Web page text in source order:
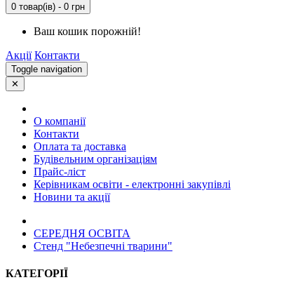
0 товар(ів) - 0 грн
Ваш кошик порожній!
Акції Контакти
Toggle navigation
✕
О компанії
Контакти
Оплата та доставка
Будівельним організаціям
Прайс-ліст
Керівникам освіти - електронні закупівлі
Новини та акції
СЕРЕДНЯ ОСВIТА
Стенд "Небезпечні тварини"
КАТЕГОРІЇ